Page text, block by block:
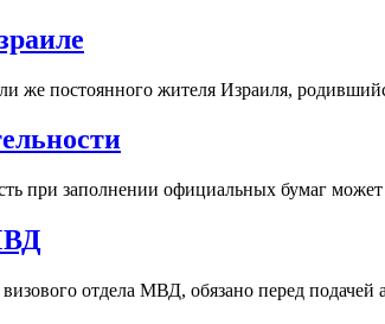
же постоянного жителя Израиля,
при заполнении официальных бумаг
отдела МВД, обязано перед